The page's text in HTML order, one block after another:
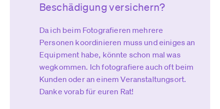
Beschädigung versichern?
Da ich beim Fotografieren mehrere
Personen koordinieren muss und einiges an
Equipment habe, könnte schon mal was
wegkommen. Ich fotografiere auch oft beim
Kunden oder an einem Veranstaltungsort.
Danke vorab für euren Rat!